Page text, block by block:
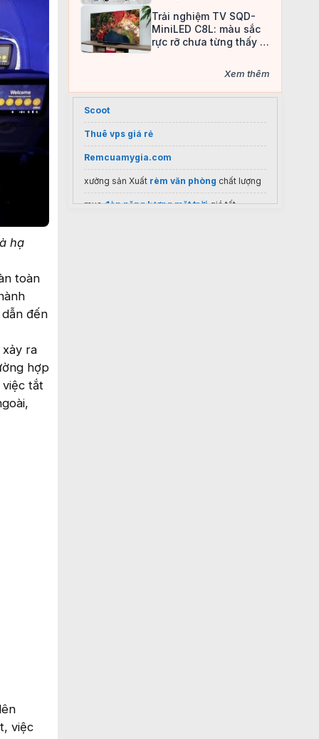
hạ
toàn
đến
ra
hợp
tắt
việc
Trải nghiệm TV SQD-
MiniLED C8L: màu sắc
rực rỡ chưa từng thấy ở
Xem thêm
Scoot
Thuê vps giá rẻ
Remcuamygia.com
xưởng sản Xuất rèm văn phòng chất lượng
muađèn năng lượng mặt trờigiá tốt